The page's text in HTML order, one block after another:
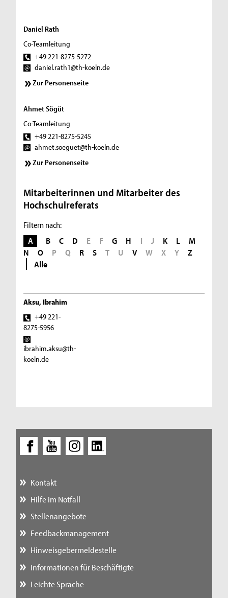
Daniel Rath
Co-Teamleitung
+49 221-8275-5272
daniel.rath1@th-koeln.de
Zur Personenseite
Ahmet Sögüt
Co-Teamleitung
+49 221-8275-5245
ahmet.soeguet@th-koeln.de
Zur Personenseite
Mitarbeiterinnen und Mitarbeiter des
Hochschulreferats
Filtern nach:
A B C D E F G H I J K L
M
N
O P Q R S T U V W X Y
Z
Alle
Aksu, Ibrahim
+49 221-
8275-5956
ibrahim.aksu@th-
koeln.de
Kontakt
Hilfe im Notfall
Stellenangebote
Feedbackmanagement
Hinweisgebermeldestelle
Informationen für Beschäftigte
Leichte Sprache